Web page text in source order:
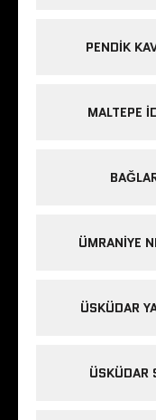
PENDIK
MALTEPE
ÜMRANIYE
ÜSKÜDAR
ÜSKÜDAR